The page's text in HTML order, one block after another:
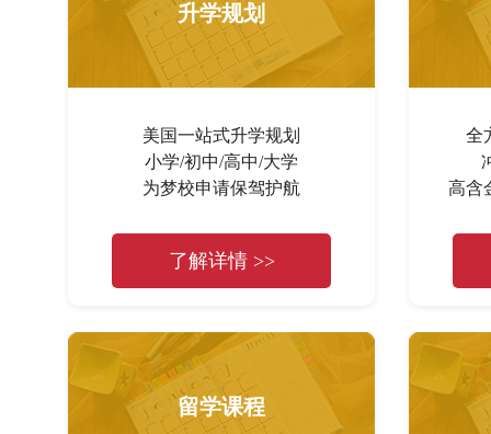
升学规划
美国一站式升学规划
小学/初中/高中/大学
为梦校申请保驾护航
了解详情 >>
全
高含
留学课程